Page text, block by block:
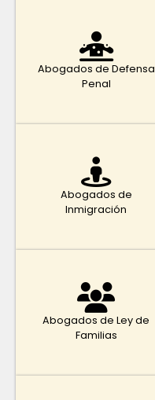
Abogados de Defensa
Penal
Abogados de
Inmigración
Abogados de Ley de
Familias